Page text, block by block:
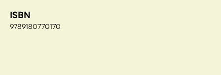
ISBN
9789180770170